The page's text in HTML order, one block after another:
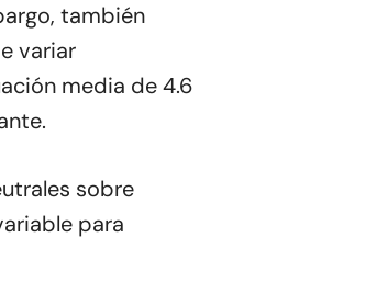
también
variar
media de 4.6
sobre
para